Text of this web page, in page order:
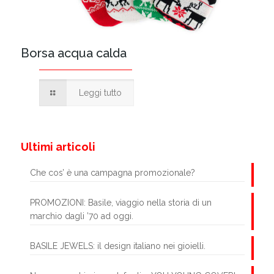
Borsa acqua calda
Leggi tutto
Ultimi articoli
Che cos’ è una campagna promozionale?
PROMOZIONI: Basile, viaggio nella storia di un
marchio dagli ’70 ad oggi.
BASILE JEWELS: il design italiano nei gioielli.